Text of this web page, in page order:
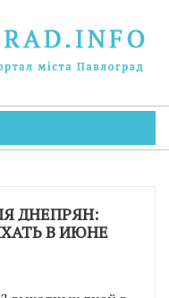
ДНЕПРЯН:
В ИЮНЕ